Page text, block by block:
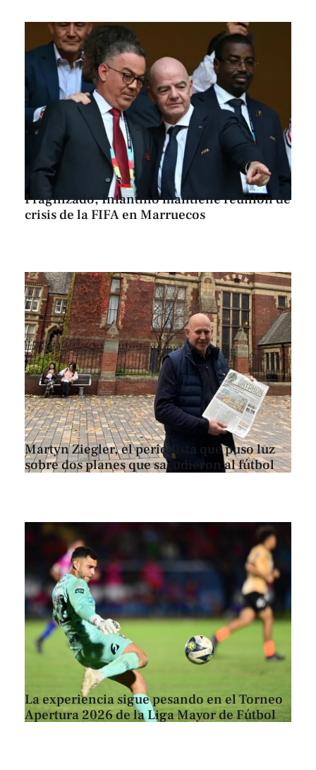
Fragilizado, Infantino mantiene reunión de
crisis de la FIFA en Marruecos
Martyn Ziegler, el periodista que puso luz
sobre dos planes que sacudieron al fútbol
La experiencia sigue pesando en el Torneo
Apertura 2026 de la Liga Mayor de Fútbol